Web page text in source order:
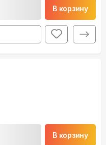
В корзину
В корзину